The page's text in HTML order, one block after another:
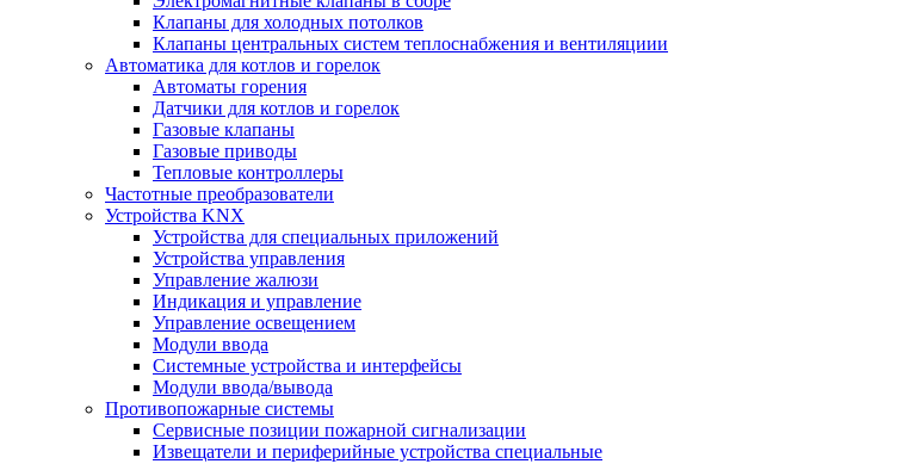
Клапаны для холодных потолков
Клапаны центральных систем теплоснабжения и вентиляциии
Автоматика для котлов и горелок
Автоматы горения
Датчики для котлов и горелок
Газовые клапаны
Газовые приводы
Тепловые контроллеры
Частотные преобразователи
Устройства KNX
Устройства для специальных приложений
Устройства управления
Управление жалюзи
Индикация и управление
Управление освещением
Модули ввода
Системные устройства и интерфейсы
Модули ввода/вывода
Противопожарные системы
Сервисные позиции пожарной сигнализации
Извещатели и периферийные устройства специальные